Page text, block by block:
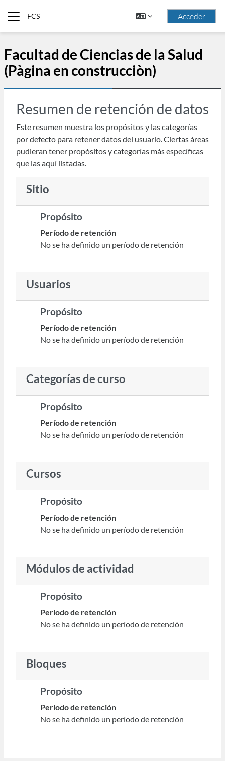
FCS Acceder
Facultad de Ciencias de la Salud
(Pàgina en construcciòn)
Resumen de retención de datos
Este resumen muestra los propósitos y las categorías
por defecto para retener datos del usuario. Ciertas áreas
pudieran tener propósitos y categorías más específicas
que las aquí listadas.
Sitio
Propósito
Período de retención
No se ha definido un período de retención
Usuarios
Propósito
Período de retención
No se ha definido un período de retención
Categorías de curso
Propósito
Período de retención
No se ha definido un período de retención
Cursos
Propósito
Período de retención
No se ha definido un período de retención
Módulos de actividad
Propósito
Período de retención
No se ha definido un período de retención
Bloques
Propósito
Período de retención
No se ha definido un período de retención